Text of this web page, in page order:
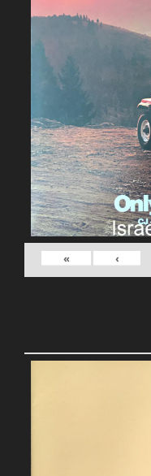
›
»